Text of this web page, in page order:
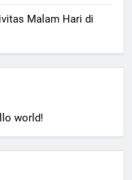
Malam Hari di
world!